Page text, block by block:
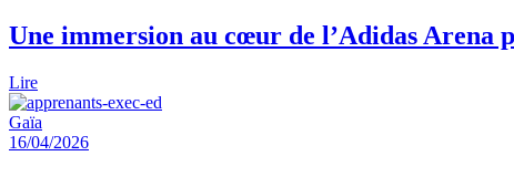
Une immersion au cœur de l’Adidas Arena
Lire
Gaïa
16/04/2026